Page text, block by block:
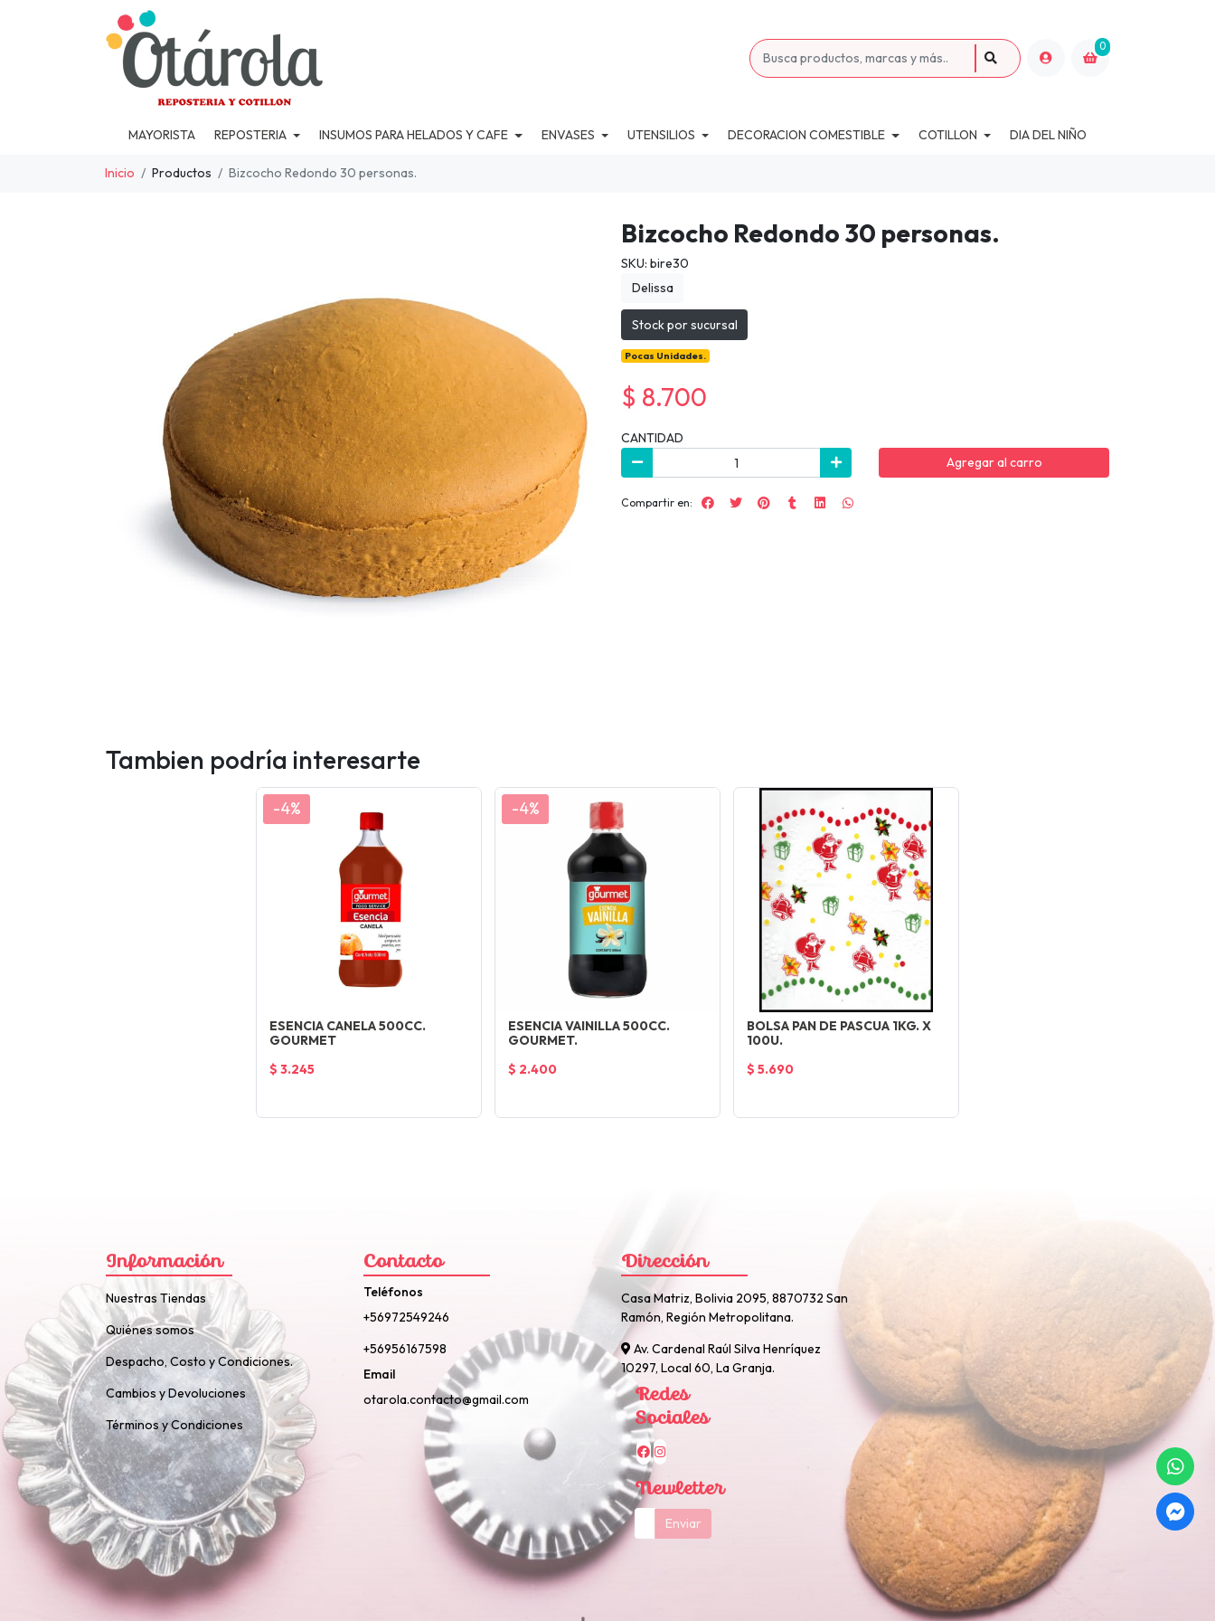
0
MAYORISTA REPOSTERIA INSUMOS PARA HELADOS Y CAFE ENVASES UTENSILIOS DECORACION COMESTIBLE COTILLON DIA DEL NIÑO
Inicio Productos Bizcocho Redondo 30 personas.
Bizcocho Redondo 30 personas.
SKU: bire30
Delissa
Stock por sucursal
Pocas Unidades.
$ 8.700
CANTIDAD
Agregar al carro
Compartir en:
Tambien podría interesarte
-4%
ESENCIA CANELA 500CC.
GOURMET
$ 3.245
-4%
ESENCIA VAINILLA 500CC.
GOURMET.
$ 2.400
BOLSA PAN DE PASCUA 1KG. X
100U.
$ 5.690
Información
Nuestras Tiendas
Quiénes somos
Despacho, Costo y Condiciones.
Cambios y Devoluciones
Términos y Condiciones
Contacto
Teléfonos
+56972549246
+56956167598
Email
otarola.contacto@gmail.com
Dirección
Casa Matriz, Bolivia 2095, 8870732 San
Ramón, Región Metropolitana.
Av. Cardenal Raúl Silva Henríquez
10297, Local 60, La Granja.
Redes
Sociales
Newletter
Enviar